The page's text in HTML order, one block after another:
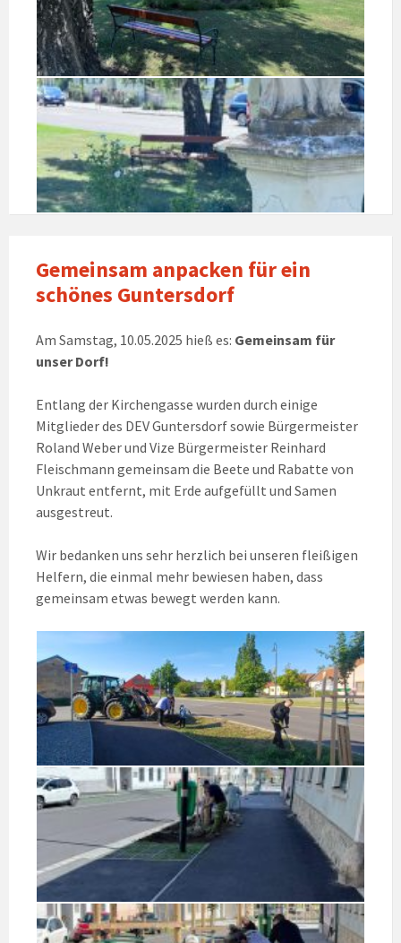
Gemeinsam anpacken für ein
schönes Guntersdorf
Am Samstag, 10.05.2025 hieß es: Gemeinsam für
unser Dorf!
Entlang der Kirchengasse wurden durch einige
Mitglieder des DEV Guntersdorf sowie Bürgermeister
Roland Weber und Vize Bürgermeister Reinhard
Fleischmann gemeinsam die Beete und Rabatte von
Unkraut entfernt, mit Erde aufgefüllt und Samen
ausgestreut.
Wir bedanken uns sehr herzlich bei unseren fleißigen
Helfern, die einmal mehr bewiesen haben, dass
gemeinsam etwas bewegt werden kann.